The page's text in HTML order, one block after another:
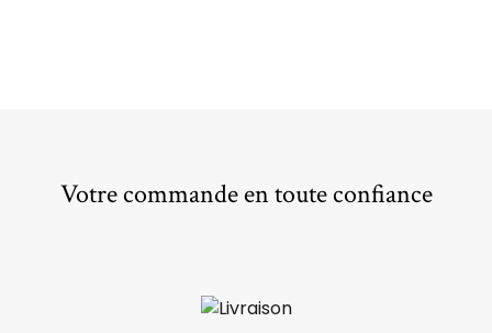
Votre commande en toute confiance